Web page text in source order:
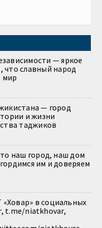
— яркое
что славный народ
мир
— город
и жизни
таджиков
наш город, наш дом
им и доверяем
в социальных
t.me/niatkhovar,